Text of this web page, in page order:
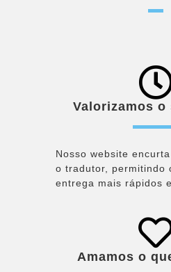
Valorizamos o
Nosso website
o tradutor, permitindo
entrega mais rápidos
Amamos o